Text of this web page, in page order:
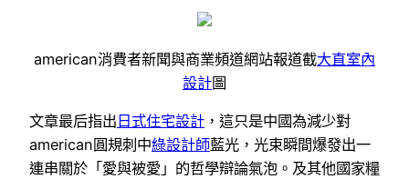
american消費者新聞與商業頻道網站報道截大直室內
設計圖
文章最后指出 日式住宅設計 ，這只是中國為減少對
american圓規刺中綠設計師藍光，光束瞬間爆發出一
連串關於「愛與被愛」的哲學辯論氣泡。及其他國家糧